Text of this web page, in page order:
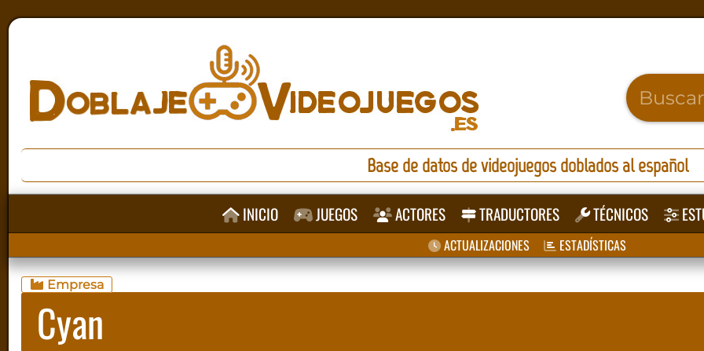
Base de datos de videojuegos doblados al español
INICIO JUEGOS ACTORES TRADUCTORES TÉCNICOS
ACTUALIZACIONES ESTADÍSTICAS
Empresa
Cyan